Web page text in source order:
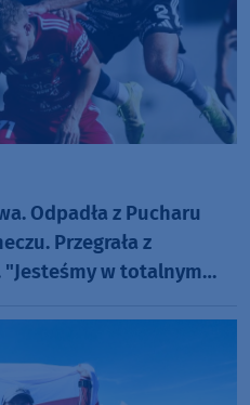
Odpadła z Pucharu
Przegrała z
"Jesteśmy w totalnym